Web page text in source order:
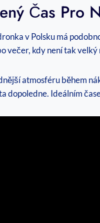
Čas Pro
v Polsku má
večer, kdy není tak velký
atmosféru během
dopoledne. Ideálním